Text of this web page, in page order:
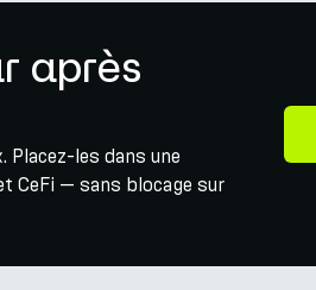
après
les dans une
CeFi — sans blocage sur